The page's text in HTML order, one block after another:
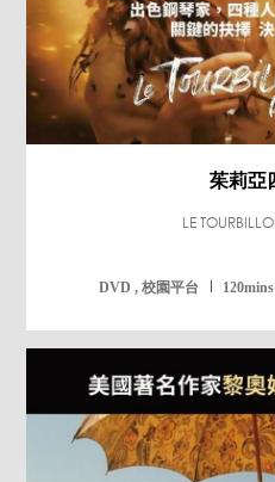
茱莉亞
LE
DVD , 校園平台 120mins